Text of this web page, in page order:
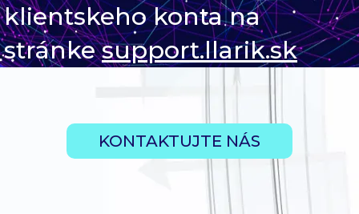
klientskeho konta na
stránkesupport.llarik.sk
KONTAKTUJTE NÁS